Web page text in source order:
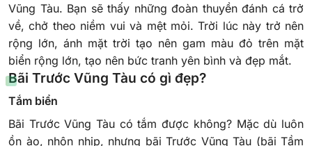
Vũng Tàu. Bạn sẽ thấy những đoàn thuyền đánh cá trở
về, chở theo niềm vui và mệt mỏi. Trời lúc này trở nên
rộng lớn, ánh mặt trời tạo nên gam màu đỏ trên mặt
biển rộng lớn, tạo nên bức tranh yên bình và đẹp mắt.
Bãi Trước Vũng Tàu có gì đẹp?
Tắm biển
Bãi Trước Vũng Tàu có tắm được không? Mặc dù luôn
ồn ào, nhộn nhịp, nhưng bãi Trước Vũng Tàu (bãi Tầm